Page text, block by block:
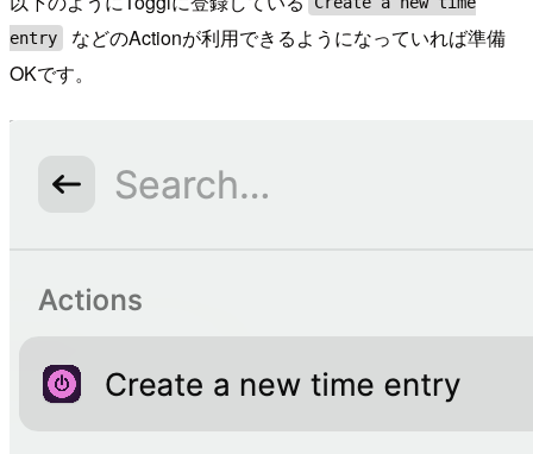
entry
などのActionが利用できるようになっていれば準備
OKです。